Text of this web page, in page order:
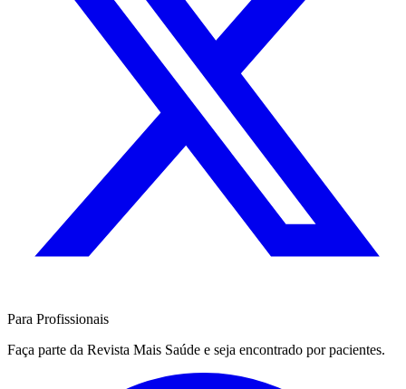
Para Profissionais
Faça parte da Revista Mais Saúde e seja encontrado por pacientes.